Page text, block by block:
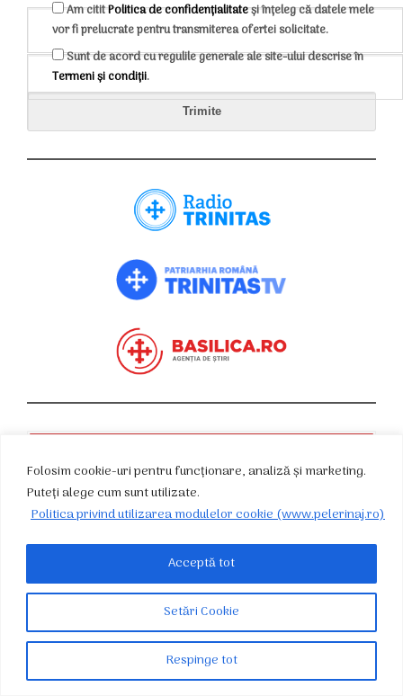
Folosim cookie-uri pentru funcționare, analiză și marketing.
Puteți alege cum sunt utilizate.
Politica privind utilizarea modulelor cookie (www.pelerinaj.ro)
Setări Cookie
Respinge tot
Acceptă tot
Am cititPolitica de confidențialitateși înțeleg că datele mele
vor fi prelucrate pentru transmiterea ofertei solicitate.
Sunt de acord cu regulile generale ale site-ului descrise în
Termeni și condiții.
EUR
»